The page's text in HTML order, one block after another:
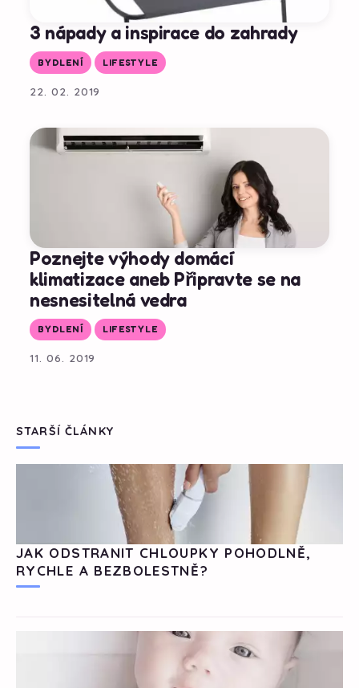
3 nápady a inspirace do zahrady
BYDLENÍ LIFESTYLE
22. 02. 2019
Poznejte výhody domácí
klimatizace aneb Připravte se na
nesnesitelná vedra
BYDLENÍ LIFESTYLE
11. 06. 2019
STARŠÍ ČLÁNKY
JAK ODSTRANIT CHLOUPKY POHODLNĚ,
RYCHLE A BEZBOLESTNĚ?